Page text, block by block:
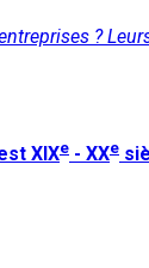
?
XIXe - XXe